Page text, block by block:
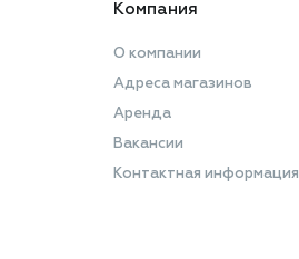
Компания
О компании
Адреса магазинов
Аренда
Вакансии
Контактная информация